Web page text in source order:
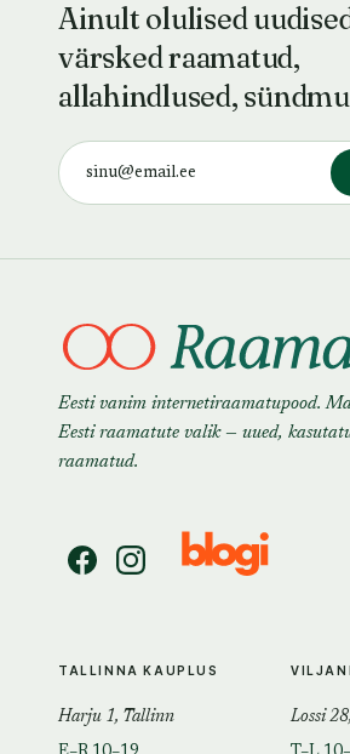
Ainult olulised
värsked raamatud,
allahindlused,
Eesti vanim internetiraamatupood.
Eesti raamatute valik — uued,
raamatud.
TALLINNA KAUPLUS
Harju 1, Tallinn Lossi